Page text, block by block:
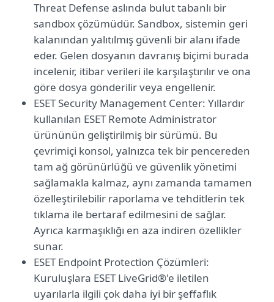
Threat Defense aslında bulut tabanlı bir
sandbox çözümüdür. Sandbox, sistemin geri
kalanından yalıtılmış güvenli bir alanı ifade
eder. Gelen dosyanın davranış biçimi burada
incelenir, itibar verileri ile karşılaştırılır ve ona
göre dosya gönderilir veya engellenir.
ESET Security Management Center: Yıllardır
kullanılan ESET Remote Administrator
ürününün geliştirilmiş bir sürümü. Bu
çevrimiçi konsol, yalnızca tek bir pencereden
tam ağ görünürlüğü ve güvenlik yönetimi
sağlamakla kalmaz, aynı zamanda tamamen
özelleştirilebilir raporlama ve tehditlerin tek
tıklama ile bertaraf edilmesini de sağlar.
Ayrıca karmaşıklığı en aza indiren özellikler
sunar.
ESET Endpoint Protection Çözümleri:
Kuruluşlara ESET LiveGrid®'e iletilen
uyarılarla ilgili çok daha iyi bir şeffaflık